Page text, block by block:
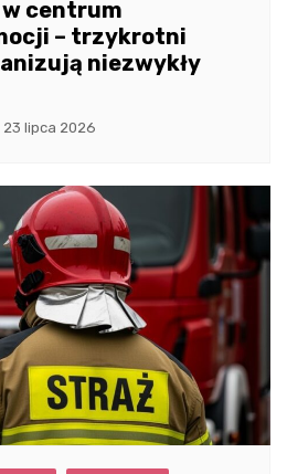
centrum
– trzykrotni
niezwykły
23 lipca 2026